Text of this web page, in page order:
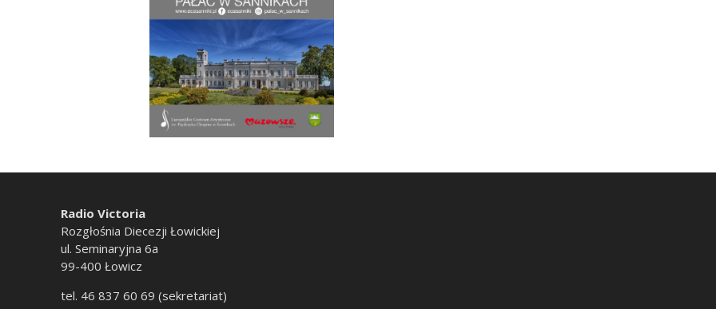
Radio Victoria
Rozgłośnia Diecezji Łowickiej
ul. Seminaryjna 6a
99-400 Łowicz
tel. 46 837 60 69 (sekretariat)